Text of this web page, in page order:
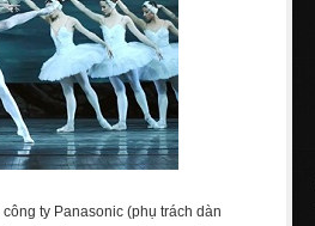
ty Panasonic (phụ trách dàn